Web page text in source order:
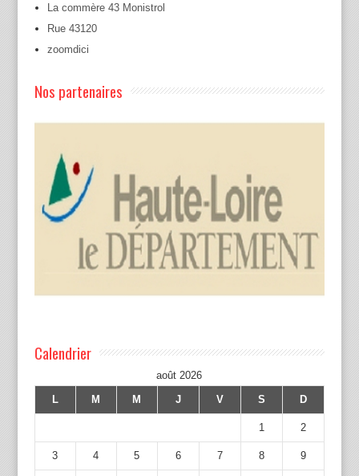
La commère 43 Monistrol
Rue 43120
zoomdici
Nos partenaires
Calendrier
août 2026
L
M M J V S D
1 2
3 4 5 6 7 8 9